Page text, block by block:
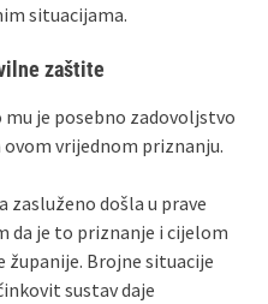
situacijama.
zaštite
je posebno zadovoljstvo
vrijednom priznanju.
zasluženo došla u prave
da je to priznanje i cijelom
Brojne situacije
sustav daje